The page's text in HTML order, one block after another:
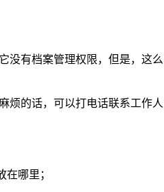
档案管理权限，但是，这
话，可以打电话联系工作
哪里；